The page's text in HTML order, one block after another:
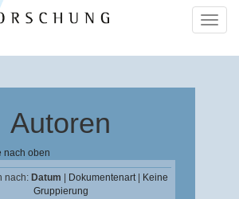
ein-/
Autoren
nach oben
nach: Datum Dokumentenart|
Keine
Gruppierung